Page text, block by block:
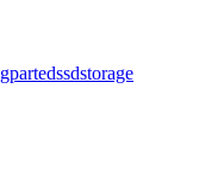
gpartedssdstorage